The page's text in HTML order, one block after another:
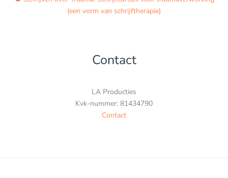
(een vorm van schrijftherapie)
Contact
LA Producties
Kvk-nummer: 81434790
Contact